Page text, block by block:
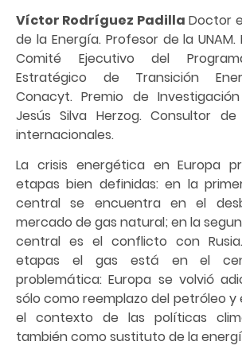
Víctor Rodríguez Padilla Doctor
de la Energía. Profesor de la
Comité Ejecutivo del
Estratégico de Transición
Conacyt. Premio de
Jesús Silva Herzog. Consultor de
internacionales.
La crisis energética en Europa
etapas bien definidas: en la
central se encuentra en el
mercado de gas natural; en la
central es el conflicto con
etapas el gas está en el
problemática: Europa se volvió
sólo como reemplazo del petróleo y
el contexto de las políticas
también como sustituto de la